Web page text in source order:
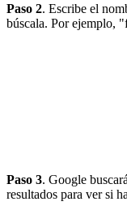
Paso 2. Escribe el
búscala. Por ejemplo,
Paso 3. Google
resultados para ver si